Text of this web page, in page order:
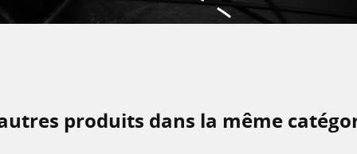
produits dans la même